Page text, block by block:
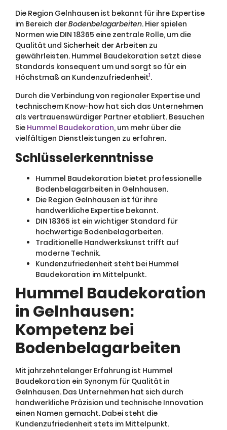
Die Region Gelnhausen ist bekannt für ihre Expertise
im Bereich derBodenbelagarbeiten. Hier spielen
Normen wie DIN 18365 eine zentrale Rolle, um die
Qualität und Sicherheit der Arbeiten zu
gewährleisten. Hummel Baudekoration setzt diese
Standards konsequent um und sorgt so für ein
Höchstmaß an Kundenzufriedenheit1.
Durch die Verbindung von regionaler Expertise und
technischem Know-how hat sich das Unternehmen
als vertrauenswürdiger Partner etabliert. Besuchen
Sie Hummel Baudekoration, um mehr über die
vielfältigen Dienstleistungen zu erfahren.
Schlüsselerkenntnisse
Hummel Baudekoration bietet professionelle
Bodenbelagarbeiten in Gelnhausen.
Die Region Gelnhausen ist für ihre
handwerkliche Expertise bekannt.
DIN 18365 ist ein wichtiger Standard für
hochwertige Bodenbelagarbeiten.
Traditionelle Handwerkskunst trifft auf
moderne Technik.
Kundenzufriedenheit steht bei Hummel
Baudekoration im Mittelpunkt.
Hummel Baudekoration
in Gelnhausen:
Kompetenz bei
Bodenbelagarbeiten
Mit jahrzehntelanger Erfahrung ist Hummel
Baudekoration ein Synonym für Qualität in
Gelnhausen. Das Unternehmen hat sich durch
handwerkliche Präzision und technische Innovation
einen Namen gemacht. Dabei steht die
Kundenzufriedenheit stets im Mittelpunkt.